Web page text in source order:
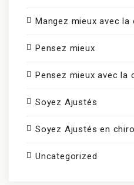
Mangez mieux avec la
Pensez mieux
Pensez mieux avec la
Soyez Ajustés
Soyez Ajustés en
Uncategorized